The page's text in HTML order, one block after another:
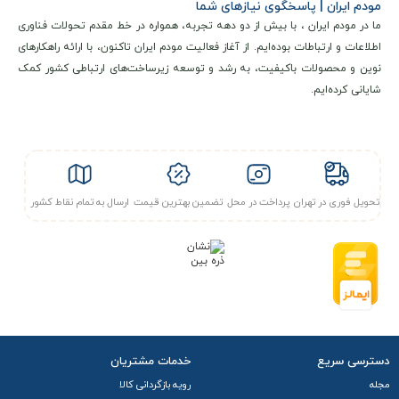
مشخصات فنی و کلیدی
مودم ADSL نتربیت neterbit NSL-122 N300 یک روتر ADSL2+ با
قابلیت‌های مناسب برای استفاده خانگی و اداری سبک است. این
دستیابی به حداکثر سرعت نظری 300 مگابیت بر ثانیه را در باند
مگابیت بر ثانیه و یک پورت تلفن برای اتصال مستقیم به خط تلفن
است.
سیگنال وای‌فای کمک می‌کند. از دیگر ویژگی‌های این مودم می‌توان
مودم ایران | پاسخگوی نیازهای شما
ما در مودم ایران ، با بیش از دو دهه تجربه، همواره در خط مقدم تحولات فناوری
اطلاعات و ارتباطات بوده‌ایم. از آغاز فعالیت مودم ایران تاکنون، با ارائه راهکارهای
نوین و محصولات باکیفیت، به رشد و توسعه زیرساخت‌های ارتباطی کشور کمک
شایانی کرده‌ایم.
تحویل فوری در تهران پرداخت در محل تضمین بهترین قیمت ارسال به تمام نقاط کشور
دسترسی سریع
مجله
خدمات مشتریان
رویه بازگردانی کالا